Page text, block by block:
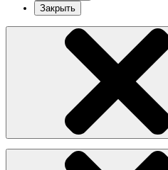
Закрыть